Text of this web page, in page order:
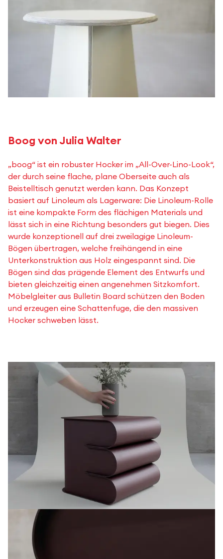
Boog von Julia Walter
„boog“ ist ein robuster Hocker im „All-Over-Lino-Look“,
der durch seine flache, plane Oberseite auch als
Beistelltisch genutzt werden kann. Das Konzept
basiert auf Linoleum als Lagerware: Die Linoleum-Rolle
ist eine kompakte Form des flächigen Materials und
lässt sich in eine Richtung besonders gut biegen. Dies
wurde konzeptionell auf drei zweilagige Linoleum-
Bögen übertragen, welche freihängend in eine
Unterkonstruktion aus Holz eingespannt sind. Die
Bögen sind das prägende Element des Entwurfs und
bieten gleichzeitig einen angenehmen Sitzkomfort.
Möbelgleiter aus Bulletin Board schützen den Boden
und erzeugen eine Schattenfuge, die den massiven
Hocker schweben lässt.